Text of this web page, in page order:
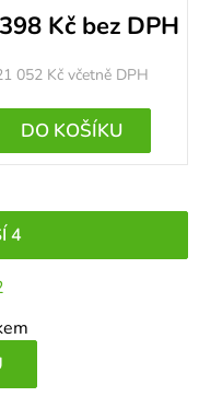
Kč bez DPH
052 Kč včetně DPH
DO KOŠÍKU
4